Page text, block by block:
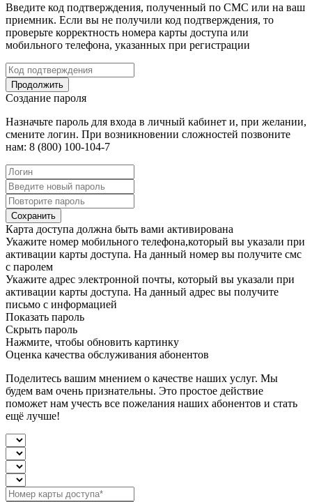
Введите код подтверждения, полученный по СМС или на ваш
приемник. Если вы не получили код подтверждения, то
проверьте корректность номера карты доступа или
мобильного телефона, указанных при регистрации
Продолжить
Создание пароля
Назначьте пароль для входа в личный кабинет и, при желании,
смените логин. При возникновении сложностей позвоните
нам: 8 (800) 100-104-7
Сохранить
Карта доступа должна быть вами активирована
Укажите номер мобильного телефона,который вы указали при
активации карты доступа. На данный номер вы получите смс
с паролем
Укажите адрес электронной почты, который вы указали при
активации карты доступа. На данный адрес вы получите
письмо с информацией
Показать пароль
Скрыть пароль
Нажмите, чтобы обновить картинку
Оценка качества обслуживания абонентов
Поделитесь вашим мнением о качестве наших услуг. Мы
будем вам очень признательны. Это простое действие
поможет нам учесть все пожелания наших абонентов и стать
ещё лучше!